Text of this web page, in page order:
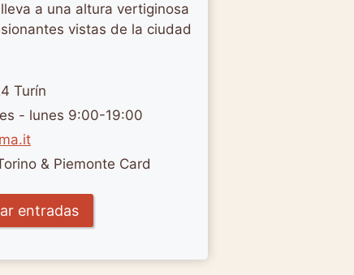
a una altura vertiginosa
vistas de la ciudad
Turín
- lunes 9:00-19:00
& Piemonte Card
entradas